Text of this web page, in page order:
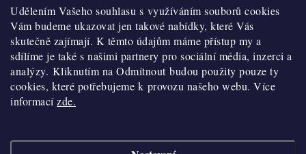
Udělením Vašeho souhlasu s využíváním souborů cookies
Vám budeme ukazovat jen takové nabídky, které Vás
skutečně zajímají. K těmto údajům máme přístup my a
sdílíme je také s našimi partnery pro sociální média, inzerci a
analýzy. Kliknutím na Odmítnout budou použity pouze ty
cookies, které potřebujeme k provozu našeho webu. Více
informacízde.
Obchodní podmínky
Hodnocení obchodu
Blog
Moje objednávka
Historie
Kontakty
O nákupu
Reklamace a vratky
Výdejní místa